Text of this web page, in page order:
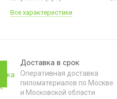
Все характеристики
Доставка в срок
Оперативная доставка
пиломатериалов по Москве
и Московской области